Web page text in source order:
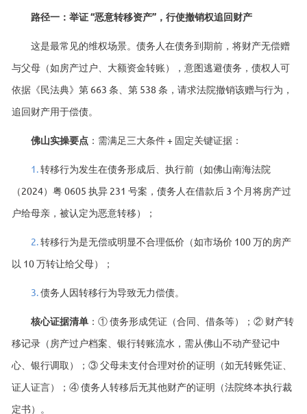
路径一：举证 “恶意转移资产”，行使撤销权追回财产
这是最常见的维权场景。债务人在债务到期前，将财产无偿赠
与父母（如房产过户、大额资金转账），意图逃避债务，债权人可
依据《民法典》第 663 条、第 538 条，请求法院撤销该赠与行为，
追回财产用于偿债。
佛山实操要点 ：需满足三大条件 + 固定关键证据：
1. 转移行为发生在债务形成后、执行前（如佛山南海法院
（2024）粤 0605 执异 231 号案，债务人在借款后 3 个月将房产过
户给母亲，被认定为恶意转移）；
2. 转移行为是无偿或明显不合理低价（如市场价 100 万的房产
以 10 万转让给父母）；
3. 债务人因转移行为导致无力偿债。
核心证据清单 ：① 债务形成凭证（合同、借条等）；② 财产转
移记录（房产过户档案、银行转账流水，需从佛山不动产登记中
心、银行调取）；③ 父母未支付合理对价的证明（如无转账凭证、
证人证言）；④ 债务人转移后无其他财产的证明（法院终本执行裁
定书）。